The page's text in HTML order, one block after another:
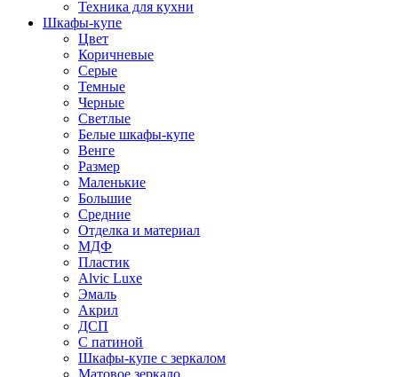
Техника для кухни
Шкафы-купе
Цвет
Коричневые
Серые
Темные
Черные
Светлые
Белые шкафы-купе
Венге
Размер
Маленькие
Большие
Средние
Отделка и материал
МДФ
Пластик
Alvic Luxe
Эмаль
Акрил
ДСП
С патиной
Шкафы-купе с зеркалом
Матовое зеркало